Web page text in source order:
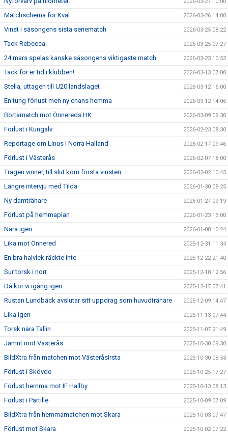
Matchschema för Kval 2026-03-26 14:00
Vinst i säsongens sista seriematch 2026-03-25 08:22
Tack Rebecca 2026-03-25 07:27
24 mars spelas kanske säsongens viktigaste match 2026-03-23 10:52
Tack för er tid i klubben! 2026-03-13 07:00
Stella, uttagen till U20 landslaget 2026-03-12 16:00
En tung förlust men ny chans hemma 2026-03-12 14:06
Bortamatch mot Önnereds HK 2026-03-09 09:30
Förlust i Kungälv 2026-02-23 08:30
Reportage om Linus i Norra Halland 2026-02-17 09:46
Förlust i Västerås 2026-02-07 18:00
Trägen vinner, till slut kom första vinsten 2026-02-02 10:45
Längre intervju med Tilda 2026-01-30 08:25
Ny damtränare 2026-01-27 09:19
Förlust på hemmaplan 2026-01-23 13:00
Nära igen 2026-01-08 10:24
Lika mot Önnered 2025-12-31 11:34
En bra halvlek räckte inte 2025-12-22 21:40
Sur torsk i norr 2025-12-18 12:56
Då kör vi igång igen 2025-12-17 07:41
Rustan Lundbäck avslutar sitt uppdrag som huvudtränare 2025-12-09 14:47
Lika igen 2025-11-13 07:44
Torsk nära Tallin 2025-11-07 21:49
Jämnt mot Västerås 2025-10-30 09:30
BildXtra från matchen mot VästeråsIrsta 2025-10-30 08:53
Förlust i Skövde 2025-10-25 17:27
Förlust hemma mot IF Hallby 2025-10-13 08:13
Förlust i Partille 2025-10-09 07:09
BildXtra från hemmamatchen mot Skara 2025-10-03 07:47
Förlust mot Skara 2025-10-02 07:22